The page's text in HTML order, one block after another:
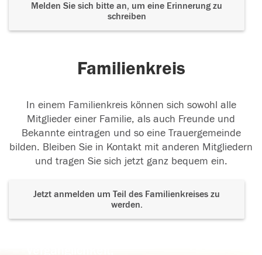
Melden Sie sich bitte an, um eine Erinnerung zu
schreiben
Familienkreis
In einem Familienkreis können sich sowohl alle
Mitglieder einer Familie, als auch Freunde und
Bekannte eintragen und so eine Trauergemeinde
bilden. Bleiben Sie in Kontakt mit anderen Mitgliedern
und tragen Sie sich jetzt ganz bequem ein.
Jetzt anmelden um Teil des Familienkreises zu
werden.